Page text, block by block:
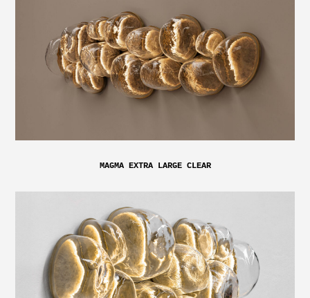
MAGMA EXTRA LARGE CLEAR